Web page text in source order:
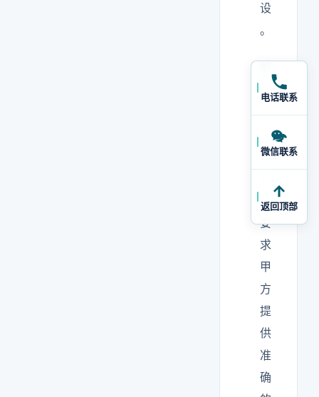
设
。
决
：
计
段
要
求
甲
方
提
供
准
确
电话联系
微信联系
返回顶部